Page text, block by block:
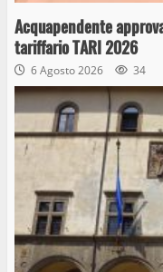
Acquapendente
tariffario TARI 2026
6 Agosto 2026 34